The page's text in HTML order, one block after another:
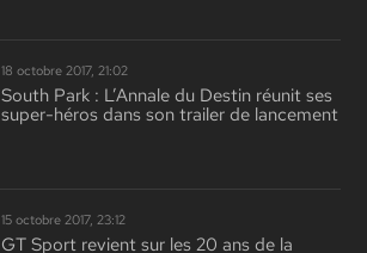
18 octobre 2017, 21:02
South Park : L’Annale du Destin réunit ses
super-héros dans son trailer de lancement
15 octobre 2017, 23:12
GT Sport revient sur les 20 ans de la